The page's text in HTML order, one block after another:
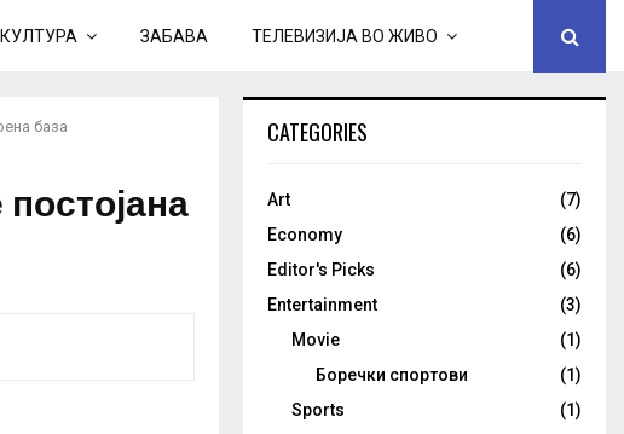
КУЛТУРА ЗАБАВА ТЕЛЕВИЗИЈА ВО ЖИВО
база CATEGORIES
Art
(7)
Economy
(6)
Editor's Picks
(6)
Entertainment
(3)
Movie
(1)
Боречки спортови
(1)
Sports
(1)